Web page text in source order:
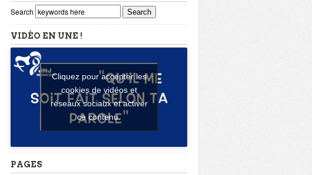
Search Search
VIDÉO EN UNE !
Cliquez pour accepter les
cookies de vidéos et
réseaux sociaux et activer
ce contenu.
PAGES